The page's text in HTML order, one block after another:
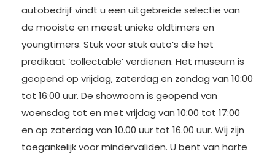
autobedrijf vindt u een uitgebreide selectie van
de mooiste en meest unieke oldtimers en
youngtimers. Stuk voor stuk auto’s die het
predikaat ‘collectable’ verdienen. Het museum is
geopend op vrijdag, zaterdag en zondag van 10:00
tot 16:00 uur. De showroom is geopend van
woensdag tot en met vrijdag van 10:00 tot 17:00
en op zaterdag van 10.00 uur tot 16.00 uur. Wij zijn
toegankelijk voor mindervaliden. U bent van harte